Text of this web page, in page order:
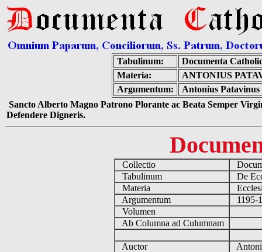
Tabulinum:
Documenta
Materia:
ANTONIUS
Argumentum:
Antonius Patavinus
Sancto Alberto Magno Patrono Plorante ac Beata Semper
Defendere Digneris.
Collectio
Tabulinum
De
Materia
Argumentum
1195-
Volumen
Ab Columna ad Culumnam
Auctor